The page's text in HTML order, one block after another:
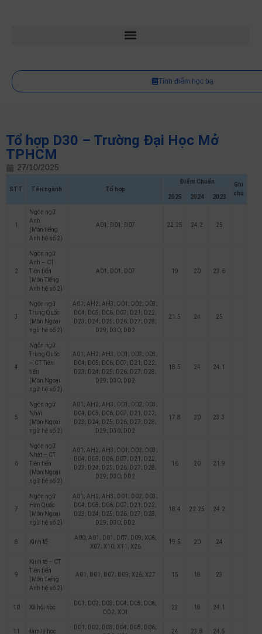
Tính điểm học bạ
Tổ hợp D30 – Trường Đại Học Mở
TPHCM
27/10/2025
STT Tên ngành Tổ hợp
Điểm Chuẩn
Ghi
chú
2025 2024 2023
1
Ngôn ngữ
Anh
(Môn tiếng
Anh hệ số 2)
A01; D01; D07 22.25 24.2 25
2
Ngôn ngữ
Anh – CT
Tiên tiến
(Môn Tiếng
Anh hệ số 2)
A01; D01; D07 19 20 23.6
3
Ngôn ngữ
Trung Quốc
(Môn Ngoại
ngữ hệ số 2)
A01; AH2; AH3; D01; D02; D03;
D04; D05; D06; D07; D21; D22;
D23; D24; D25; D26; D27; D28;
D29; D30; DD2
21.5 24 25
4
Ngôn ngữ
Trung Quốc
– CT Tiên
tiến
(Môn Ngoại
ngữ hệ số 2)
A01; AH2; AH3; D01; D02; D03;
D04; D05; D06; D07; D21; D22;
D23; D24; D25; D26; D27; D28;
D29; D30; DD2
18.5 24 24.1
5
Ngôn ngữ
Nhật
(Môn Ngoại
ngữ hệ số 2)
A01; AH2; AH3; D01; D02; D03;
D04; D05; D06; D07; D21; D22;
D23; D24; D25; D26; D27; D28;
D29; D30; DD2
17.8 20 23.3
6
Ngôn ngữ
Nhật – CT
Tiên tiến
(Môn Ngoại
ngữ hệ số 2)
A01; AH2; AH3; D01; D02; D03;
D04; D05; D06; D07; D21; D22;
D23; D24; D25; D26; D27; D28;
D29; D30; DD2
16 20 21.9
7
Ngôn ngữ
Hàn Quốc
(Môn Ngoại
ngữ hệ số 2)
A01; AH2; AH3; D01; D02; D03;
D04; D05; D06; D07; D21; D22;
D23; D24; D25; D26; D27; D28;
D29; D30; DD2
18.4 22.25 24.2
8 Kinh tế
A00; A01; D01; D07; D09; X06;
X07; X10; X11; X26
19.5 20 24
9
Kinh tế – CT
Tiên tiến
(Môn Tiếng
Anh hệ số 2)
A01; D01; D07; D09; X26; X27 15 18 23
10 Xã hội học
D01; D02; D03; D04; D05; D06;
DD2; X01
23 18 24.1
11 Tâm lý học
D01; D02; D03; D04; D05; D06;
24 23.8 24.5